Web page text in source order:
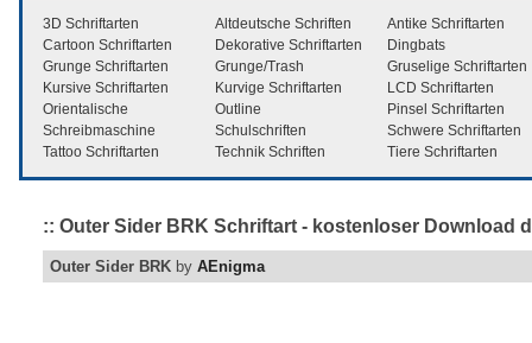
3D Schriftarten Altdeutsche Schriften
Antike Schriftarten
Cartoon Schriftarten
Dekorative Schriftarten
Dingbats
Grunge Schriftarten
Grunge/Trash
Gruselige Schriftarten
Kursive Schriftarten
Kurvige Schriftarten
LCD Schriftarten
Orientalische
Outline
Pinsel Schriftarten
Schreibmaschine
Schulschriften
Schwere Schriftarten
Tattoo Schriftarten
Technik Schriften Tiere Schriftarten
:: Outer Sider BRK Schriftart - kostenloser Download
Outer Sider BRK by AEnigma